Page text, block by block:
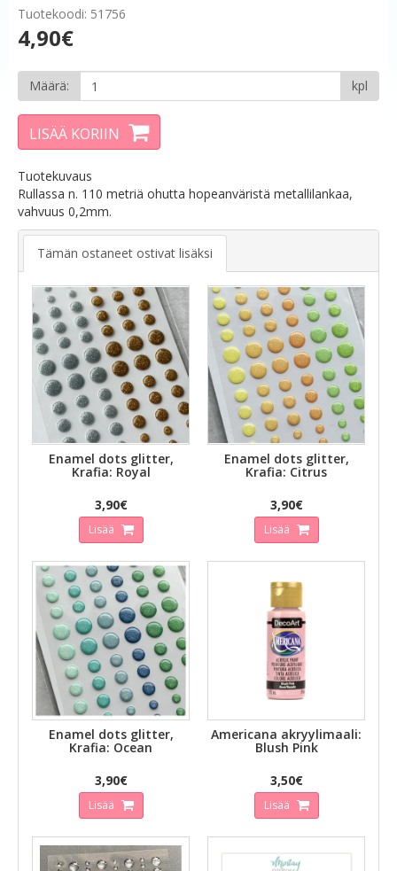
Tuotekoodi: 51756
4,90€
Määrä: kpl
LISÄÄ KORIIN
Tuotekuvaus
Rullassa n. 110 metriä ohutta hopeanväristä metallilankaa,
vahvuus 0,2mm.
Tämän ostaneet ostivat lisäksi
Enamel dots glitter,
Krafia: Royal
3,90€
Lisää
Enamel dots glitter,
Krafia: Citrus
3,90€
Lisää
Enamel dots glitter,
Krafia: Ocean
3,90€
Lisää
Americana akryylimaali:
Blush Pink
3,50€
Lisää